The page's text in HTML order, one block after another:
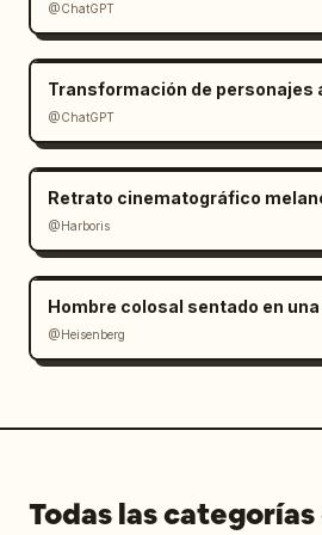
@ChatGPT
Transformación de personajes
@ChatGPT
Retrato cinematográfico
@Harboris
Hombre colosal sentado en
@Heisenberg
Todas las